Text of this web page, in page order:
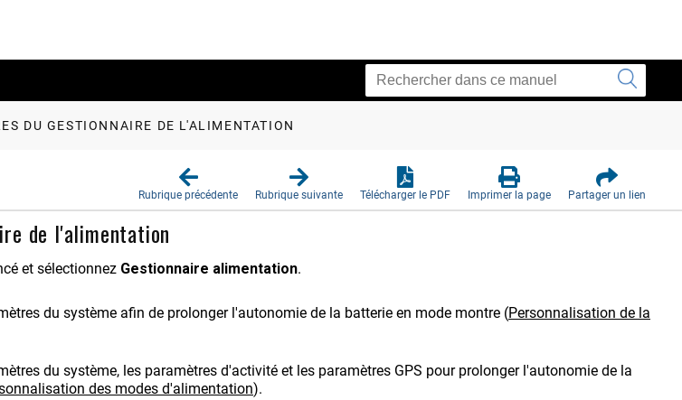
DU GESTIONNAIRE DE L'ALIMENTATION
Rubrique précédente Rubrique suivante Télécharger le PDF Imprimer la page Partager un lien
de l'alimentation
et sélectionnez Gestionnaire alimentation.
du système afin de prolonger l'autonomie de la batterie en mode montre (Personnalisation de la
du système, les paramètres d'activité et les paramètres GPS pour prolonger l'autonomie de la
des modes d'alimentation).